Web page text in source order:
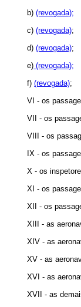
b) (revogada);
c) (revogada)
d) (revogada)
e) (revogada);
f) (revogada)
VI - os
VII - os
VIII - os
IX - os
X - os
XI - os
XII - os
XIII - as
XIV - as
XV - as
XVI - as
XVII - as